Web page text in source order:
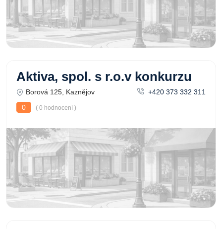
Aktiva, spol. s r.o.v konkurzu
Borová 125, Kaznějov
+420 373 332 311
0
( 0 hodnocení )